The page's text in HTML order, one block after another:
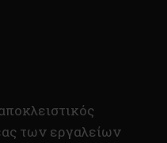
των εργαλείων